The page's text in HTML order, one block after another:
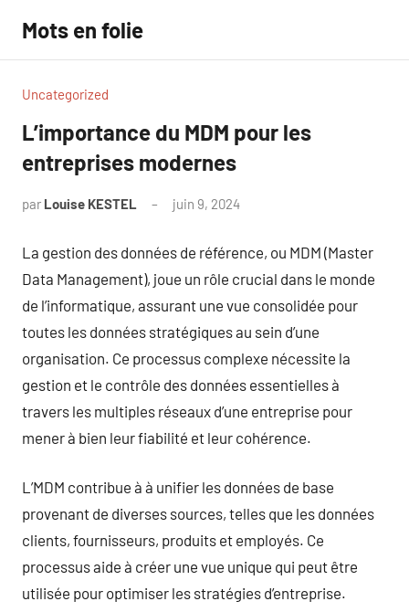
contenu
Mots en folie
Uncategorized
L’importance du MDM pour les
entreprises modernes
par Louise KESTEL juin 9, 2024
La gestion des données de référence, ou MDM (Master
Data Management), joue un rôle crucial dans le monde
de l’informatique, assurant une vue consolidée pour
toutes les données stratégiques au sein d’une
organisation. Ce processus complexe nécessite la
gestion et le contrôle des données essentielles à
travers les multiples réseaux d’une entreprise pour
mener à bien leur fiabilité et leur cohérence.
L’MDM contribue à à unifier les données de base
provenant de diverses sources, telles que les données
clients, fournisseurs, produits et employés. Ce
processus aide à créer une vue unique qui peut être
utilisée pour optimiser les stratégies d’entreprise.